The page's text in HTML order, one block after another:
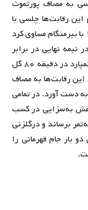
جام حذفی سال ۲۰۱۲، چلسی به مصاف پورثموث
این رقابت‌ها چلسی با
یک گل کوئینز پارک را مغلوب کرد. در دور پنجم ۱-۱ با بیرمنگام مساوی کرد
در نیمه نهایی در برابر
تاتنهام قرار گرفت و۵-۱ این تیم را شکست داد. لمپارد در دقیقه ۸۰ گل
این رقابت‌ها به مصاف
جام حذفی را به دست آورد. در تمامی
نقش به‌سزایی در کسب
برساند و درگلزنی
بار جام قهرمانی را